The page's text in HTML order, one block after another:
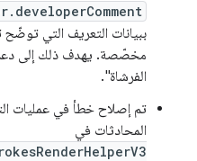
ببيانات التعريف التي
مخصّصة. يهدف ذلك إلى
الفرشاة".
تم إصلاح خطأ في عمليات
المحادثات في